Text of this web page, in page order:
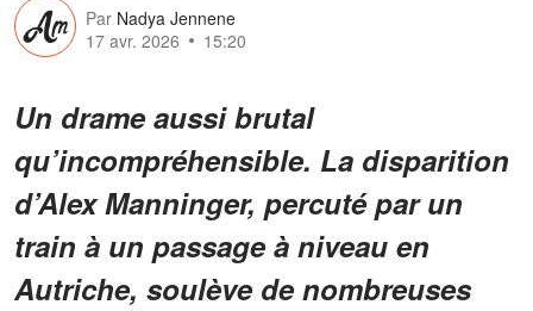
Par Nadya Jennene
17 avr. 2026
15:20
Un drame aussi brutal
qu’incompréhensible. La disparition
d’Alex Manninger, percuté par un
train à un passage à niveau en
Autriche, soulève de nombreuses